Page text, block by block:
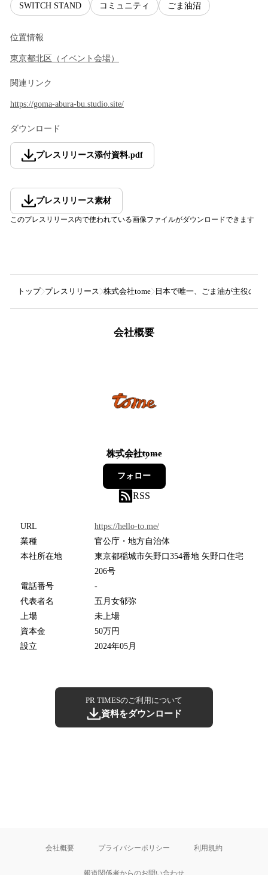
SWITCH STAND コミュニティ ごま油沼
位置情報
東京都北区 （ イベント会場）
関連リンク
https://goma-abura-bu.studio.site/
ダウンロード
プレスリリース添付資料.pdf
プレスリリース素材
このプレスリリース内で使われている画像ファイルがダウンロードできます
トップ プレスリリース 株式会社tome 日本で唯一、ごま油が主役のイ
会社概要
株式会社tome
5フォロワー
フォロー
RSS
URL
https://hello-to.me/
業種
官公庁・地方自治体
本社所在地
東京都稲城市矢野口354番地 矢野口住宅
206号
電話番号
-
代表者名
五月女郁弥
上場
未上場
資本金
50万円
設立
2024年05月
PR TIMESのご利用について
資料をダウンロード
会社概要 プライバシーポリシー 利用規約
報道関係者からのお問い合わせ